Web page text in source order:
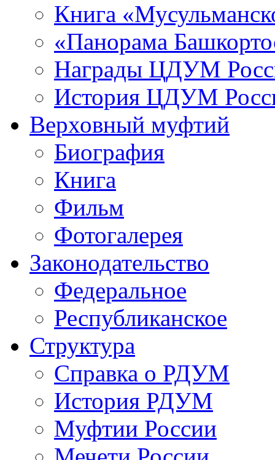
Книга
«Панорама
Награды ЦДУМ
История ЦДУМ
Верховный муфтий
Биография
Книга
Фильм
Фотогалерея
Законодательство
Федеральное
Республиканское
Структура
Справка о РДУМ
История РДУМ
Муфтии России